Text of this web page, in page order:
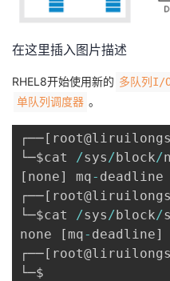
证
实
的
藏
持
建
在这里插入图片描述
RHEL8开始使用新的 多队列I/
单队列调度器 。
┌──[ root@liruilongs
└─$cat /sys/block/
[ none] mq-
┌──[ root@liruilongs
└─$cat /sys/block/
none
[ mq- deadline]
┌──[ root@liruilongs